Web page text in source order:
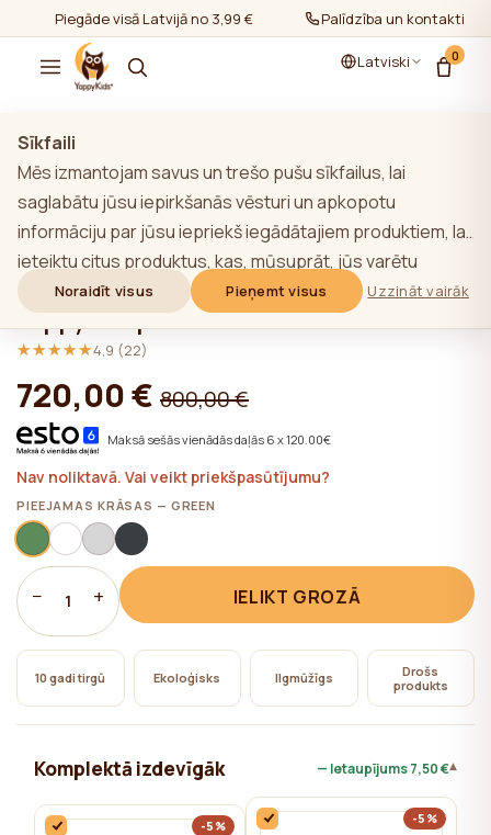
Piegāde visā Latvijā no 3,99 € Palīdzība un kontakti
Latviski 0
Rādīt visu
GREEN YappyHytte pusaudžu gulta -
mājiņa, YappyHytte plaukts un
YappyHus plaukts
★★★★★
★★★★★4,9 (22)
720,00 € 800,00 €
Maksā sešās vienādās daļās 6 x 120.00€
Nav noliktavā. Vai veikt priekšpasūtījumu?
PIEEJAMAS KRĀSAS — GREEN
− 1 + IELIKT GROZĀ
10 gadi tirgū Ekoloģisks Ilgmūžīgs
Drošs
produkts
Komplektā izdevīgāk — Ietaupījums7,50 €▾
-5% -5%
Sīkfaili
Mēs izmantojam savus un trešo pušu sīkfailus, lai
saglabātu jūsu iepirkšanās vēsturi un apkopotu
informāciju par jūsu iepriekš iegādātajiem produktiem, lai
ieteiktu citus produktus, kas, mūsuprāt, jūs varētu
interesēt. Lai uzzinātu vairāk par mūsu sīkfailu politiku,
noklikšķiniet uz pogas "Uzzināt vairāk". Jūs varat piekrist
visām sīkdatnēm, noklikšķinot uz pogas "Pieņemt visas",
vai noraidīt tās, noklikšķinot uz pogas "Noraidīt visas". Ja
vietnes lietotājs noklikšķina uz pogas "Noraidīt visus",
vietnē tiek saglabātas vietnes darbībai nepieciešamās
tehniskās sīkdatnes, kuru izmantošanai nav
nepieciešama lietotāja piekrišana.
Noraidīt visus Pieņemt visus Uzzināt vairāk